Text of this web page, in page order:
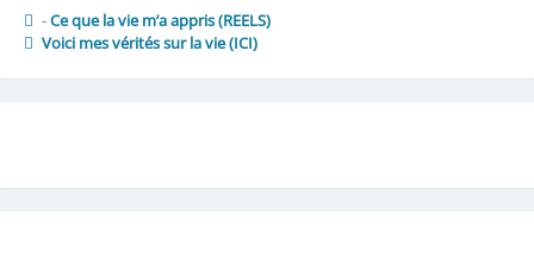
-Ce que la vie m’a appris (REELS)
Voici mes vérités sur la vie(ICI)